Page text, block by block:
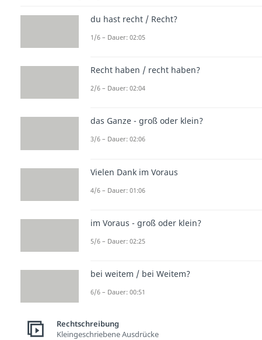
du hast recht / Recht?
1/6 – Dauer: 02:05
Recht haben / recht haben?
2/6 – Dauer: 02:04
das Ganze - groß oder klein?
3/6 – Dauer: 02:06
Vielen Dank im Voraus
4/6 – Dauer: 01:06
im Voraus - groß oder klein?
5/6 – Dauer: 02:25
bei weitem / bei Weitem?
6/6 – Dauer: 00:51
Rechtschreibung
Kleingeschriebene Ausdrücke